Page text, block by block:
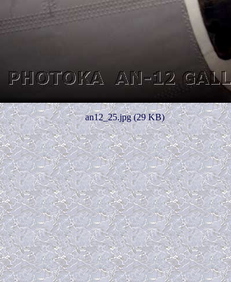
an12_25.jpg (29 KB)